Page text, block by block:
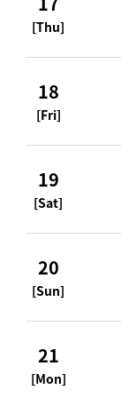
[Thu]
18
[Fri]
19
[Sat]
20
[Sun]
21
[Mon]